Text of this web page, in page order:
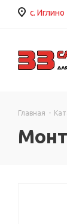
с. Иглино
Главная -